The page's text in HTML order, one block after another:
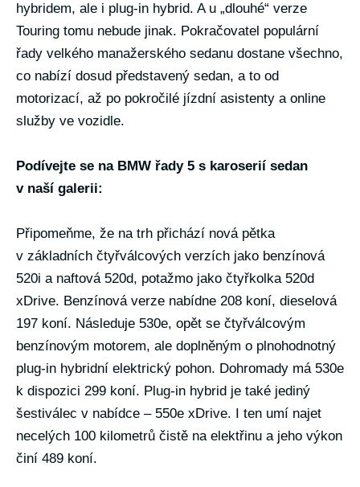
hybridem, ale i plug-in hybrid. A u „dlouhé“ verze
Touring tomu nebude jinak. Pokračovatel populární
řady velkého manažerského sedanu dostane všechno,
co nabízí dosud představený sedan, a to od
motorizací, až po pokročilé jízdní asistenty a online
služby ve vozidle.
Podívejte se na BMW řady 5 s karoserií sedan
v naší galerii:
Připomeňme, že na trh přichází nová pětka
v základních čtyřválcových verzích jako benzínová
520i a naftová 520d, potažmo jako čtyřkolka 520d
xDrive. Benzínová verze nabídne 208 koní, dieselová
197 koní. Následuje 530e, opět se čtyřválcovým
benzínovým motorem, ale doplněným o plnohodnotný
plug-in hybridní elektrický pohon. Dohromady má 530e
k dispozici 299 koní. Plug-in hybrid je také jediný
šestiválec v nabídce – 550e xDrive. I ten umí najet
necelých 100 kilometrů čistě na elektřinu a jeho výkon
činí 489 koní.